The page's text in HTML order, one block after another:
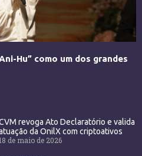
Hu” como um dos grandes
revoga Ato Declaratório e valida
da OnilX com criptoativos
de maio de 2026